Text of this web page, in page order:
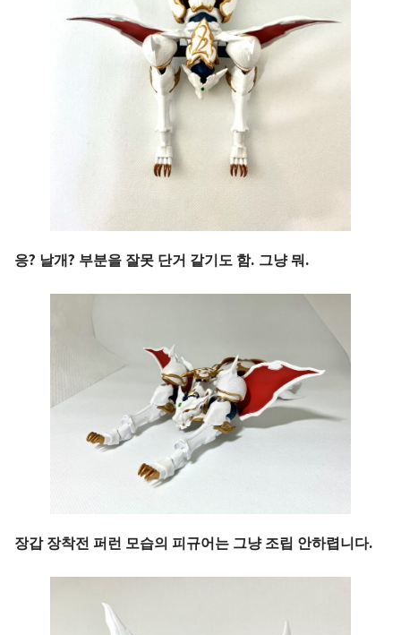
응? 날개? 부분을 잘못 단거 같기도 함. 그냥 뭐.
장갑 장착전 퍼런 모습의 피규어는 그냥 조립 안하렵니다.